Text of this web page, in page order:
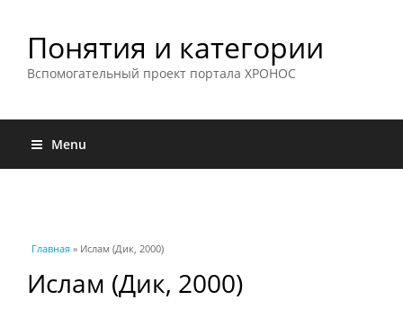
Понятия и категории
Вспомогательный проект портала ХРОНОС
Menu
Вы здесь
Главная » Ислам (Дик, 2000)
Ислам (Дик, 2000)